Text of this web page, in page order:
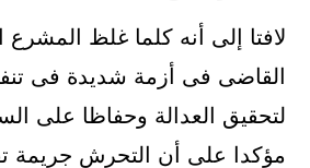
لافتا إلى أنه كلما غلظ المشرع
القاضى فى أزمة شديدة فى
لتحقيق العدالة وحفاظا على
مؤكدا على أن التحرش